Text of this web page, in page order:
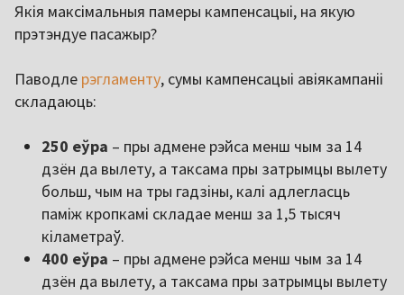
Якія максімальныя памеры кампенсацыі, на якую
прэтэндуе пасажыр?
Паводле рэгламенту, сумы кампенсацыі авіякампаніі
складаюць:
250 еўра – пры адмене рэйса менш чым за 14
дзён да вылету, а таксама пры затрымцы вылету
больш, чым на тры гадзіны, калі адлегласць
паміж кропкамі складае менш за 1,5 тысяч
кіламетраў.
400 еўра – пры адмене рэйса менш чым за 14
дзён да вылету, а таксама пры затрымцы вылету